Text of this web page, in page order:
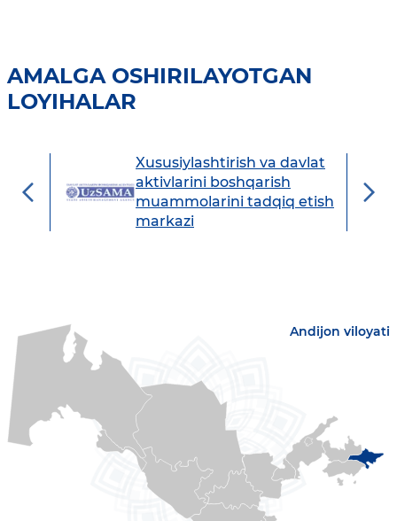
AMALGA OSHIRILAYOTGAN
LOYIHALAR
Xususiylashtirish va davlat
aktivlarini boshqarish
muammolarini tadqiq etish
markazi
Andijon viloyati